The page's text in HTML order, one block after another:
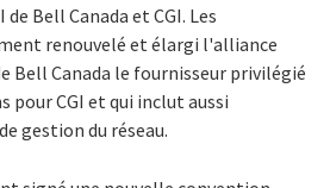
Bell Canada et CGI. Les
renouvelé et élargi l'alliance
Bell Canada le fournisseur privilégié
pour CGI et qui inclut aussi
gestion du réseau.